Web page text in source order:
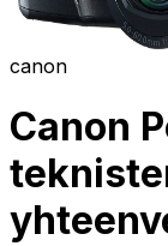
canon
Canon